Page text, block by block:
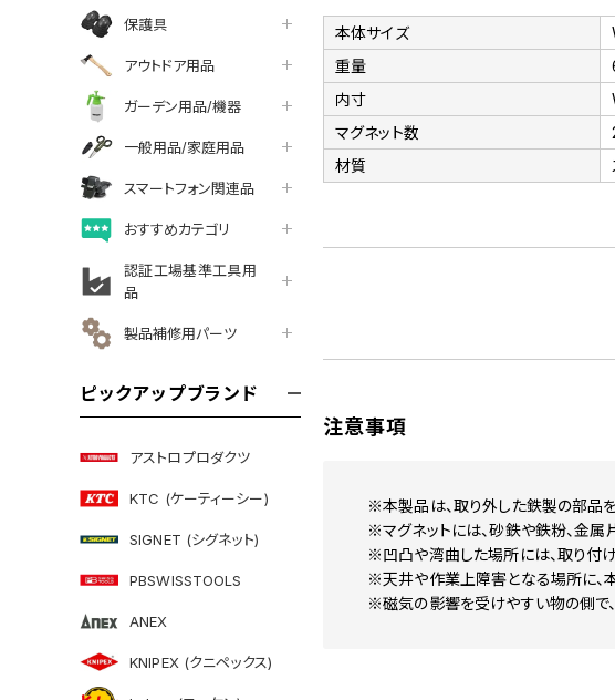
保護具
アウトドア用品
ガーデン用品/機器
一般用品/家庭用品
スマートフォン関連品
おすすめカテゴリ
認証工場基準工具用
品
製品補修用パーツ
ピックアップブランド
アストロプロダクツ
KTC (ケーティーシー)
SIGNET (シグネット)
PBSWISSTOOLS
ANEX
KNIPEX (クニペックス)
本体サイズ
重量
内寸
マグネット数
材質
注意事項
※本製品は、取り外した鉄製の部品を
※マグネットには、砂鉄や鉄粉、金属
※凹凸や湾曲した場所には、取り付け
※天井や作業上障害となる場所に、
※磁気の影響を受けやすい物の側で、